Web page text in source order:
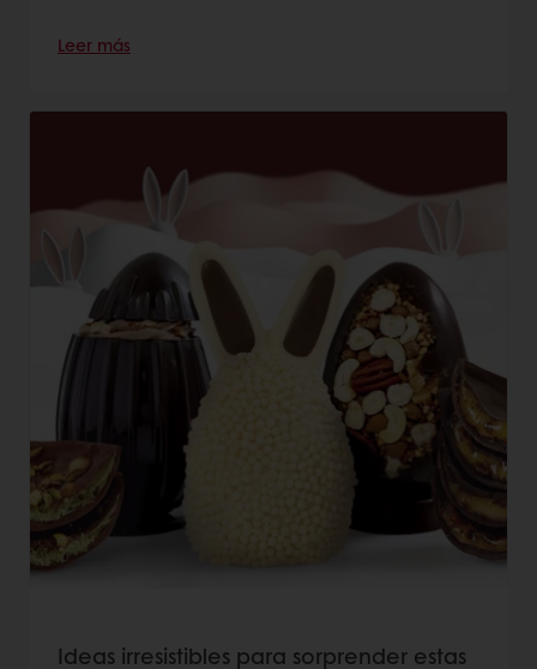
Leer más
Ideas irresistibles para sorprender estas